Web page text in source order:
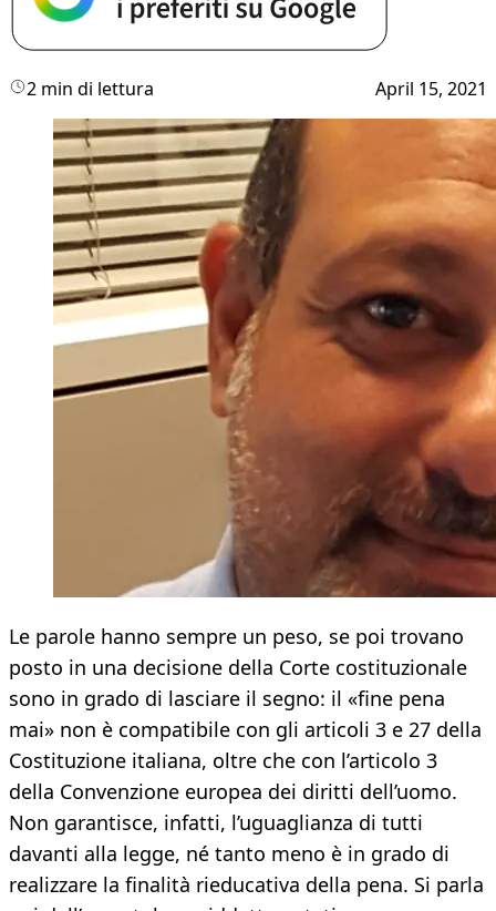
2 min di lettura April 15, 2021
Le parole hanno sempre un peso, se poi trovano
posto in una decisione della Corte costituzionale
sono in grado di lasciare il segno: il «fine pena
mai» non è compatibile con gli articoli 3 e 27 della
Costituzione italiana, oltre che con l’articolo 3
della Convenzione europea dei diritti dell’uomo.
Non garantisce, infatti, l’uguaglianza di tutti
davanti alla legge, né tanto meno è in grado di
realizzare la finalità rieducativa della pena. Si parla